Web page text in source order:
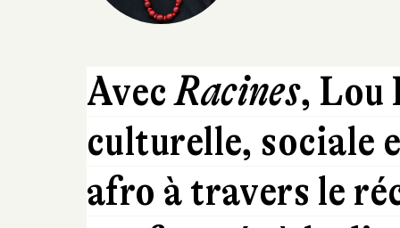
AvecRacines, Lou
culturelle, sociale
afro à travers le